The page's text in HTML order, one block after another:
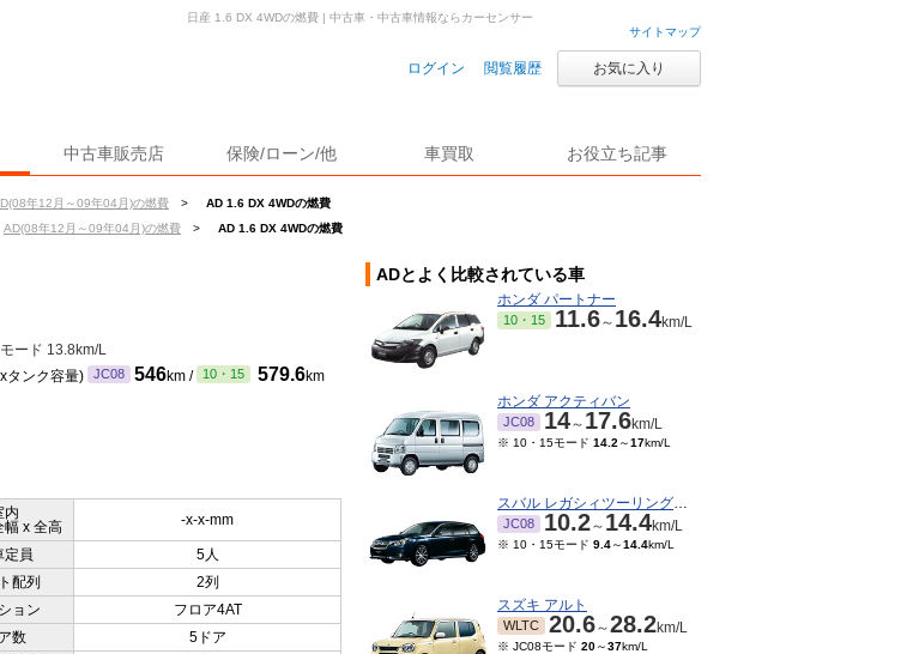
サイトマップ
ログイン 閲覧履歴 お気に入り
中古車販売店 保険/ローン/他 車買取 お役立ち記事
年12月～09年04月)の燃費 >
AD 1.6 DX 4WDの燃費
AD(08年12月～09年04月)の燃費 > AD 1.6 DX 4WDの燃費
日産 1.6 DX 4WDの燃費 | 中古車・中古車情報ならカーセンサー
ード 13.8km/L
タンク容量) JC08 546km / 10・15 579.6km
内
幅 x 全高
-x-x-mm
定員
5人
配列
2列
ョン
フロア4AT
数
5ドア
ADとよく比較されている車
ホンダ パートナー
10・15 11.6～ 16.4km/L
ホンダ アクティバン
JC08 14～ 17.6km/L
※ 10・15モード 14.2 ～17km/L
スバル レガシィツーリングワゴン
JC08 10.2～ 14.4km/L
※ 10・15モード 9.4～14.4km/L
スズキ アルト
WLTC 20.6～28.2km/L
※ JC08モード 20～37km/L